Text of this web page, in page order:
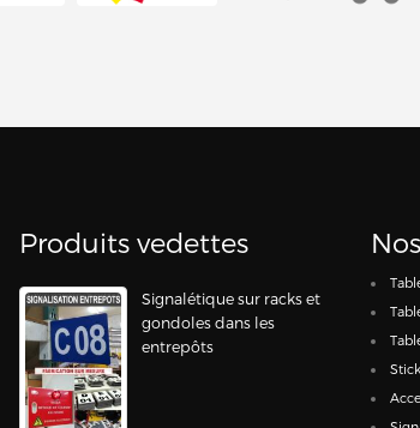
Produits vedettes
Signalétique sur racks et
gondoles dans les
entrepôts